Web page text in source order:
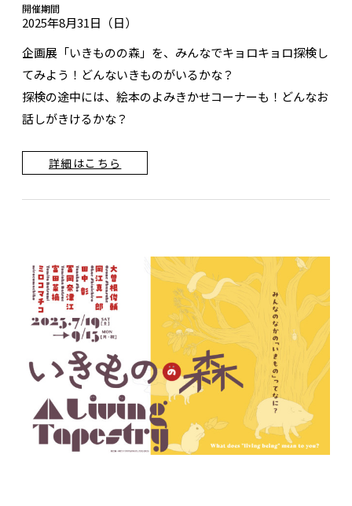
開催期間
2025年8月31日（日）
企画展「いきものの森」を、みんなでキョロキョロ探検し
てみよう！どんないきものがいるかな？
探検の途中には、絵本のよみきかせコーナーも！どんなお
話しがきけるかな？
詳細はこちら